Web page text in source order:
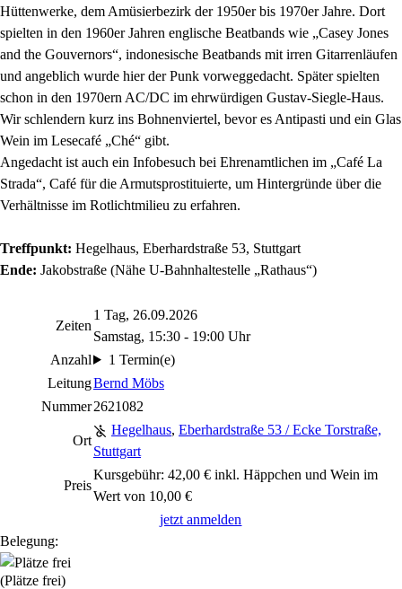
Hüttenwerke, dem Amüsierbezirk der 1950er bis 1970er Jahre. Dort
spielten in den 1960er Jahren englische Beatbands wie „Casey Jones
and the Gouvernors“, indonesische Beatbands mit irren Gitarrenläufen
und angeblich wurde hier der Punk vorweggedacht. Später spielten
schon in den 1970ern AC/DC im ehrwürdigen Gustav-Siegle-Haus.
Wir schlendern kurz ins Bohnenviertel, bevor es Antipasti und ein Glas
Wein im Lesecafé „Ché“ gibt.
Angedacht ist auch ein Infobesuch bei Ehrenamtlichen im „Café La
Strada“, Café für die Armutsprostituierte, um Hintergründe über die
Verhältnisse im Rotlichtmilieu zu erfahren.
Treffpunkt: Hegelhaus, Eberhardstraße 53, Stuttgart
Ende: Jakobstraße (Nähe U-Bahnhaltestelle „Rathaus“)
Zeiten
1 Tag, 26.09.2026
Samstag, 15:30 - 19:00 Uhr
Anzahl
1 Termin(e)
LeitungBernd Möbs
Nummer2621082
Ort
Hegelhaus, Eberhardstraße 53 / Ecke Torstraße,
Stuttgart
Preis
Kursgebühr: 42,00 € inkl. Häppchen und Wein im
Wert von 10,00 €
jetzt anmelden
Belegung:
(Plätze frei)